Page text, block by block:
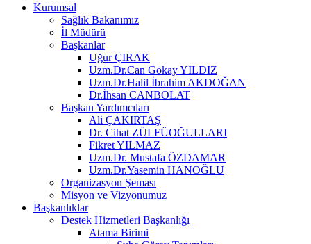
Kurumsal
Sağlık Bakanımız
İl Müdürü
Başkanlar
Uğur ÇIRAK
Uzm.Dr.Can Gökay YILDIZ
Uzm.Dr.Halil İbrahim AKDOĞAN
Dr.İhsan CANBOLAT
Başkan Yardımcıları
Ali ÇAKIRTAŞ
Dr. Cihat ZÜLFÜOĞULLARI
Fikret YILMAZ
Uzm.Dr. Mustafa ÖZDAMAR
Uzm.Dr.Yasemin HANOĞLU
Organizasyon Şeması
Misyon ve Vizyonumuz
Başkanlıklar
Destek Hizmetleri Başkanlığı
Atama Birimi